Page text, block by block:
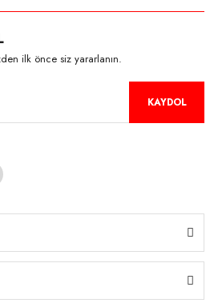
ilk önce siz yararlanın.
KAYDOL